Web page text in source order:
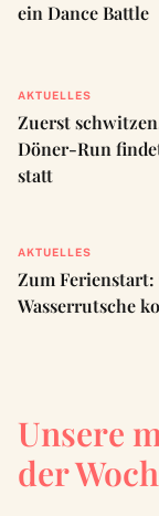
ein Dance Battle
AKTUELLES
Zuerst
Döner-Run
statt
AKTUELLES
Zum Ferienstart:
Wasserrutsche
Unsere
der